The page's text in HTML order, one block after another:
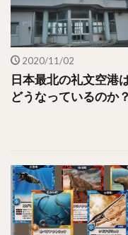
2020/11/02
日本最北の礼文空港
どうなっているのか？